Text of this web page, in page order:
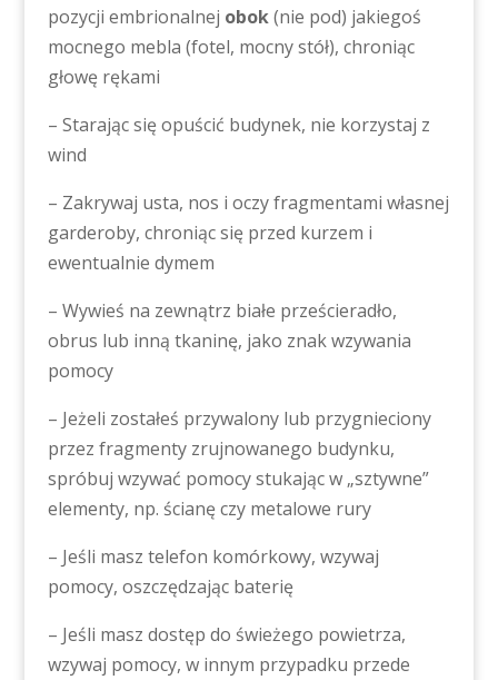
pozycji embrionalnej obok(nie pod) jakiegoś
mocnego mebla (fotel, mocny stół), chroniąc
głowę rękami
– Starając się opuścić budynek, nie korzystaj z
wind
– Zakrywaj usta, nos i oczy fragmentami własnej
garderoby, chroniąc się przed kurzem i
ewentualnie dymem
– Wywieś na zewnątrz białe prześcieradło,
obrus lub inną tkaninę, jako znak wzywania
pomocy
– Jeżeli zostałeś przywalony lub przygnieciony
przez fragmenty zrujnowanego budynku,
spróbuj wzywać pomocy stukając w „sztywne”
elementy, np. ścianę czy metalowe rury
– Jeśli masz telefon komórkowy, wzywaj
pomocy, oszczędzając baterię
– Jeśli masz dostęp do świeżego powietrza,
wzywaj pomocy, w innym przypadku przede